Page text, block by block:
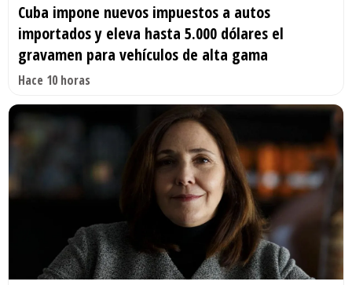
Cuba impone nuevos impuestos a autos
importados y eleva hasta 5.000 dólares el
gravamen para vehículos de alta gama
Hace 10 horas